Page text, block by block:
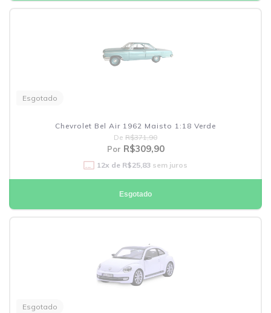
Esgotado
Chevrolet Bel Air 1962 Maisto 1:18 Verde
De R$371,90
Por R$309,90
12x de R$25,83 sem juros
Esgotado
Esgotado